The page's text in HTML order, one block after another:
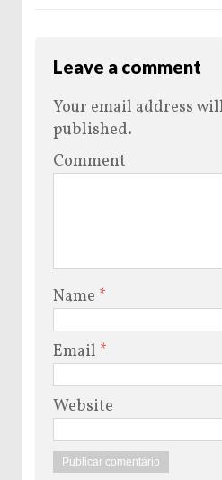
Leave a comment
Your email address
published.
Comment
Name *
Email *
Website